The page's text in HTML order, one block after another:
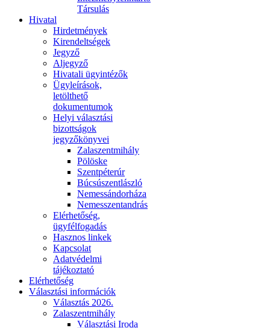
Társulás
Hivatal
Hirdetmények
Kirendeltségek
Jegyző
Aljegyző
Hivatali ügyintézők
Ügyleírások,
letölthető
dokumentumok
Helyi választási
bizottságok
jegyzőkönyvei
Zalaszentmihály
Pölöske
Szentpéterúr
Búcsúszentlászló
Nemessándorháza
Nemesszentandrás
Elérhetőség,
ügyfélfogadás
Hasznos linkek
Kapcsolat
Adatvédelmi
tájékoztató
Elérhetőség
Választási információk
Választás 2026.
Zalaszentmihály
Választási Iroda